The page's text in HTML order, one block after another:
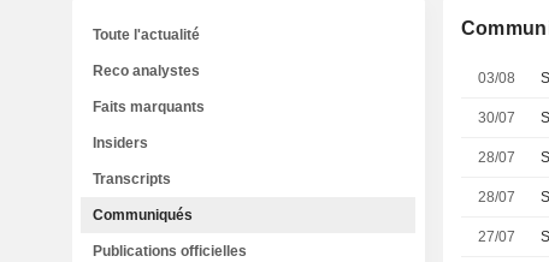
03/08
30/07
28/07
28/07
27/07
Toute l'actualité
Reco analystes
Faits marquants
Insiders
Transcripts
Communiqués
Publications officielles